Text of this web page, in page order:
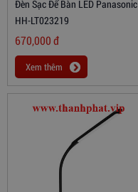
Đèn Sạc Để Bàn LED Panasonic
HH-LT023219
670,000đ
Xem thêm